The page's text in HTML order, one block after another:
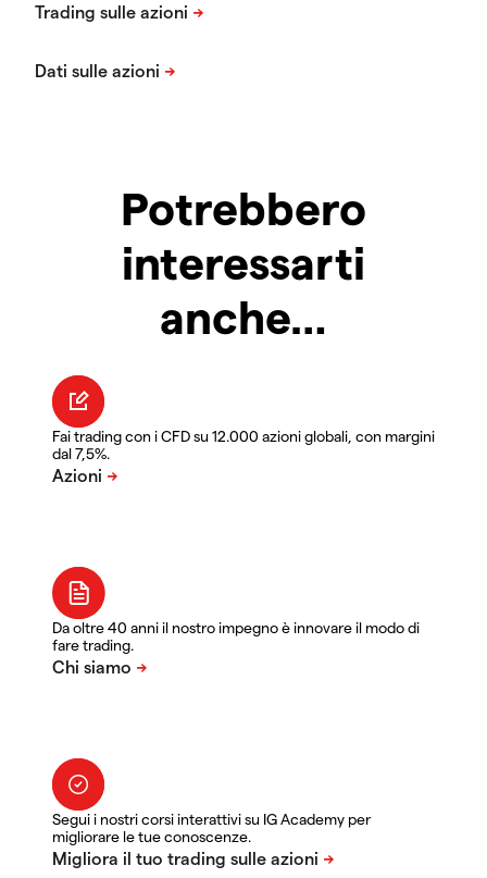
Potrebbero
interessarti
anche…
Fai trading con i CFD su 12.000 azioni globali, con margini
dal 7,5%.
Da oltre 40 anni il nostro impegno è innovare il modo di
fare trading.
Segui i nostri corsi interattivi su IG Academy per
migliorare le tue conoscenze.